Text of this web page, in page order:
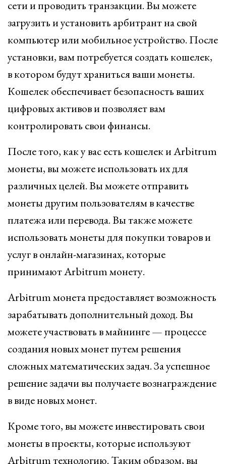
сети и проводить транзакции. Вы можете
загрузить и установить арбитрант на свой
компьютер или мобильное устройство. После
установки, вам потребуется создать кошелек,
в котором будут храниться ваши монеты.
Кошелек обеспечивает безопасность ваших
цифровых активов и позволяет вам
контролировать свои финансы.
После того, как у вас есть кошелек и Arbitrum
монеты, вы можете использовать их для
различных целей. Вы можете отправить
монеты другим пользователям в качестве
платежа или перевода. Вы также можете
использовать монеты для покупки товаров и
услуг в онлайн-магазинах, которые
принимают Arbitrum монету.
Arbitrum монета предоставляет возможность
зарабатывать дополнительный доход. Вы
можете участвовать в майнинге — процессе
создания новых монет путем решения
сложных математических задач. За успешное
решение задачи вы получаете вознаграждение
в виде новых монет.
Кроме того, вы можете инвестировать свои
монеты в проекты, которые используют
Arbitrum технологию. Таким образом, вы